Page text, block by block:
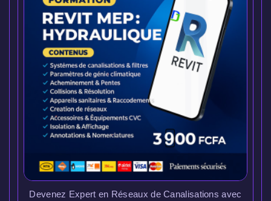
Devenez Expert en Réseaux de Canalisations avec